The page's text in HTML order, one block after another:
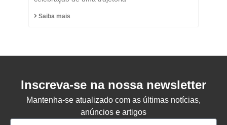
Saiba mais
Inscreva-se na nossa newsletter
Mantenha-se atualizado com as últimas notícias,
anúncios e artigos